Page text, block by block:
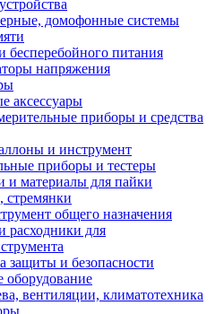
домофонные системы
бесперебойного питания
напряжения
аксессуары
приборы и средства
и инструмент
приборы и тестеры
и материалы для пайки
стремянки
общего назначения
расходники для
защиты и безопасности
оборудование
вентиляции, климатотехника